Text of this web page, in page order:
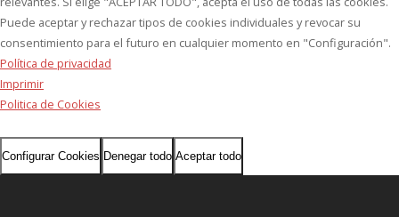
Puede aceptar y rechazar tipos de cookies individuales y revocar su
consentimiento para el futuro en cualquier momento en "Configuración".
Política de privacidad
Imprimir
Politica de Cookies
Configurar Cookies Denegar todo Aceptar todo